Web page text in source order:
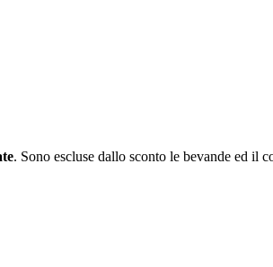
. Sono escluse dallo sconto le bevande ed il